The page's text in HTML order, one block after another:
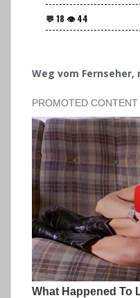
Weg vom